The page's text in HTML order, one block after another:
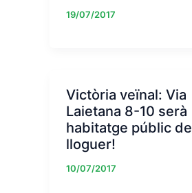
19/07/2017
Victòria veïnal: Via
Laietana 8-10 serà
habitatge públic de
lloguer!
10/07/2017